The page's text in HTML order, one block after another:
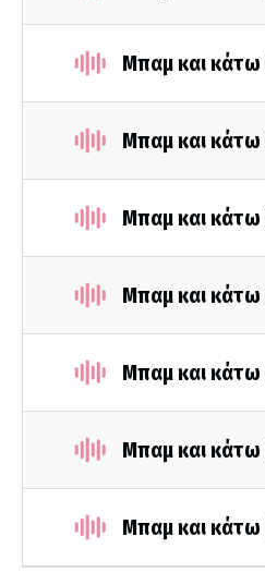
Μπαμ και
Μπαμ και
Μπαμ και
Μπαμ και
Μπαμ και
Μπαμ και
Μπαμ και